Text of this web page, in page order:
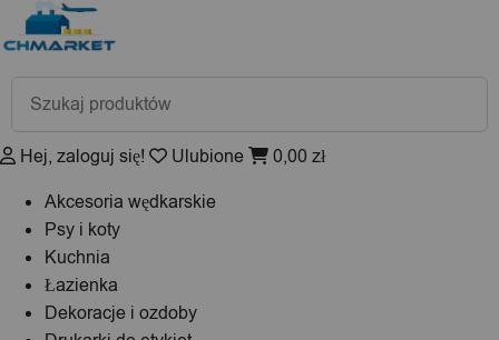
Wyszukiwarka
produktów
Hej, zaloguj się! Ulubione 0,00 zł
Akcesoria wędkarskie
Psy i koty
Kuchnia
Łazienka
Dekoracje i ozdoby